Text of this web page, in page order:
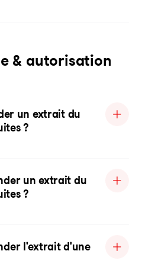
& autorisation
un extrait du
?
un extrait du
?
l'extrait d'une